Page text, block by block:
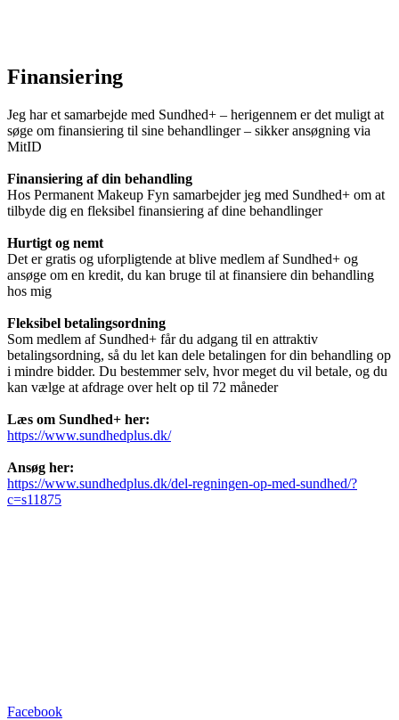
Finansiering
Jeg har et samarbejde med Sundhed+ – herigennem er det muligt at
søge om finansiering til sine behandlinger – sikker ansøgning via
MitID
Finansiering af din behandling
Hos Permanent Makeup Fyn samarbejder jeg med Sundhed+ om at
tilbyde dig en fleksibel finansiering af dine behandlinger
Hurtigt og nemt
Det er gratis og uforpligtende at blive medlem af Sundhed+ og
ansøge om en kredit, du kan bruge til at finansiere din behandling
hos mig
Fleksibel betalingsordning
Som medlem af Sundhed+ får du adgang til en attraktiv
betalingsordning, så du let kan dele betalingen for din behandling op
i mindre bidder. Du bestemmer selv, hvor meget du vil betale, og du
kan vælge at afdrage over helt op til 72 måneder
Læs om Sundhed+ her:
https://www.sundhedplus.dk/
Ansøg her:
https://www.sundhedplus.dk/del-regningen-op-med-sundhed/?
c=s11875
Facebook